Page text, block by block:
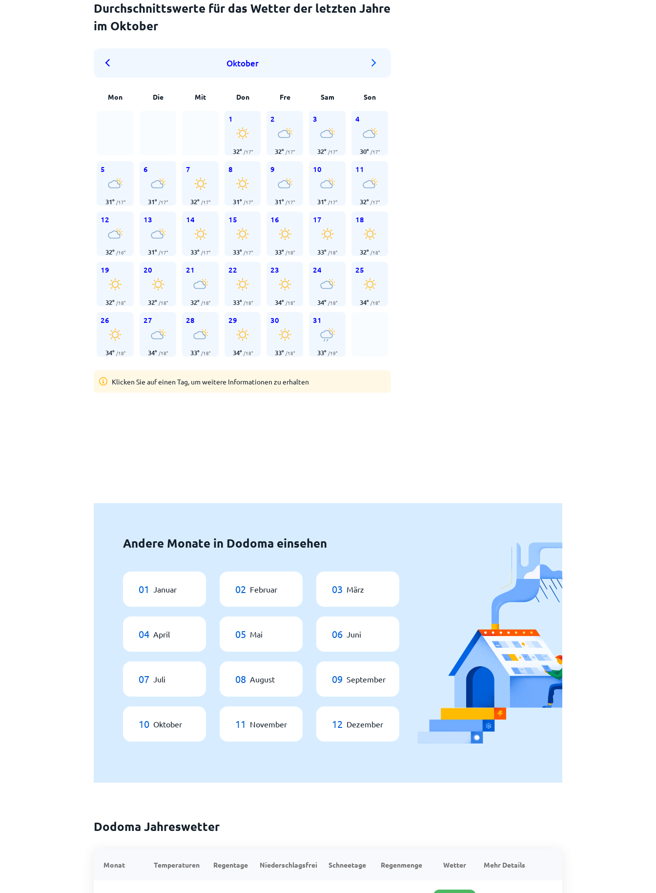
Durchschnittswerte für das Wetter der letzten Jahre
im Oktober
Oktober
Mon Die Mit Don Fre Sam Son
1
32° /17°
2
32° /17°
3
32° /17°
4
30° /17°
5
31° /17°
6
31° /17°
7
32° /17°
8
31° /17°
9
31° /17°
10
31° /17°
11
32° /17°
12
32° /16°
13
31° /17°
14
33° /17°
15
33° /17°
16
33° /18°
17
33° /18°
18
32° /18°
19
32° /18°
20
32° /18°
21
32° /18°
22
33° /18°
23
34° /18°
24
34° /18°
25
34° /18°
26
34° /18°
27
34° /18°
28
33° /18°
29
34° /18°
30
33° /18°
31
33° /19°
Klicken Sie auf einen Tag, um weitere Informationen zu erhalten
Andere Monate in Dodoma einsehen
01 Januar 02 Februar 03 März
04 April 05 Mai 06 Juni
07 Juli 08 August 09 September
10 Oktober 11 November 12 Dezember
Dodoma Jahreswetter
Monat Temperaturen Regentage Niederschlagsfrei Schneetage Regenmenge Wetter Mehr Details